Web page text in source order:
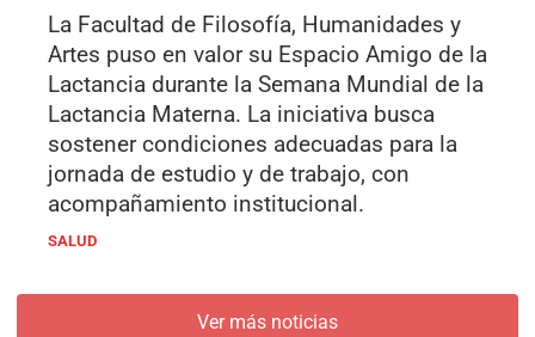
La Facultad de Filosofía, Humanidades y
Artes puso en valor su Espacio Amigo de la
Lactancia durante la Semana Mundial de la
Lactancia Materna. La iniciativa busca
sostener condiciones adecuadas para la
jornada de estudio y de trabajo, con
acompañamiento institucional.
SALUD
Ver más noticias